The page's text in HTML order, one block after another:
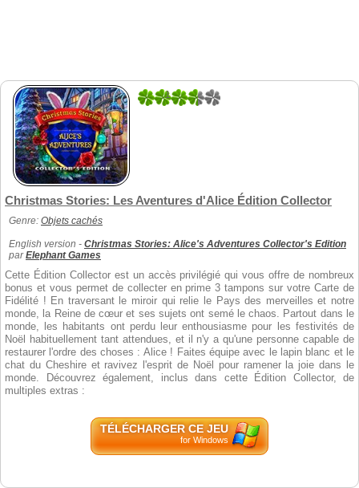
1
Christmas Stories: Les Aventures d'Alice Édition Collector
Genre: Objets cachés
English version - Christmas Stories: Alice's Adventures Collector's Edition
parElephant Games
Cette Édition Collector est un accès privilégié qui vous offre de nombreux
bonus et vous permet de collecter en prime 3 tampons sur votre Carte de
Fidélité ! En traversant le miroir qui relie le Pays des merveilles et notre
monde, la Reine de cœur et ses sujets ont semé le chaos. Partout dans le
monde, les habitants ont perdu leur enthousiasme pour les festivités de
Noël habituellement tant attendues, et il n'y a qu'une personne capable de
restaurer l'ordre des choses : Alice ! Faites équipe avec le lapin blanc et le
chat du Cheshire et ravivez l'esprit de Noël pour ramener la joie dans le
monde. Découvrez également, inclus dans cette Édition Collector, de
multiples extras :
TÉLÉCHARGER CE JEU
for Windows